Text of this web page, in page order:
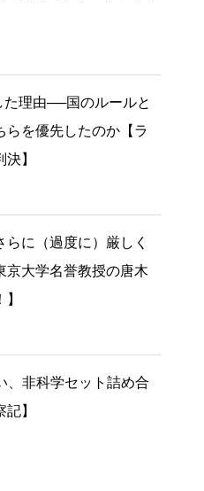
理由──国のルールと
らを優先したのか【ラ
】
らに（過度に）厳しく
京大学名誉教授の唐木
、非科学セット詰め合
】